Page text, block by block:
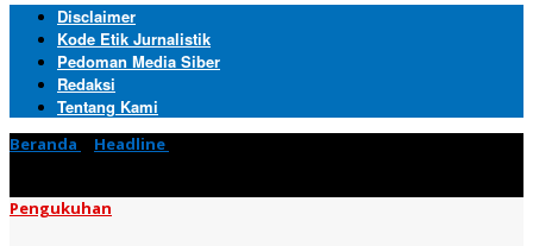
Disclaimer
Kode Etik Jurnalistik
Pedoman Media Siber
Redaksi
Tentang Kami
Beranda Headline
Pengukuhan